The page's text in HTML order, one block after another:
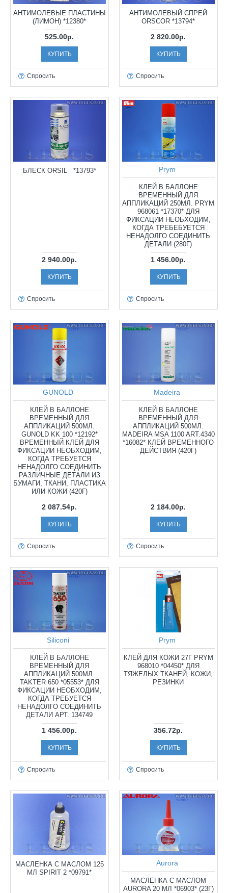
АНТИМОЛЕВЫЕ ПЛАСТИНЫ
(ЛИМОН) *12380*
525.00р.
КУПИТЬ
Спросить
АНТИМОЛЕВЫЙ СПРЕЙ
ORSCOR *13794*
2 820.00р.
КУПИТЬ
Спросить
БЛЕСК ORSIL *13793*
2 940.00р.
КУПИТЬ
Спросить
Prym
КЛЕЙ В БАЛЛОНЕ
ВРЕМЕННЫЙ ДЛЯ
АППЛИКАЦИЙ 250МЛ. PRYM
968061 *17370* ДЛЯ
ФИКСАЦИИ НЕОБХОДИМ,
КОГДА ТРЕБEБУЕТСЯ
НЕНАДОЛГО СОЕДИНИТЬ
ДЕТАЛИ (280Г)
1 456.00р.
КУПИТЬ
Спросить
GUNOLD
КЛЕЙ В БАЛЛОНЕ
ВРЕМЕННЫЙ ДЛЯ
АППЛИКАЦИЙ 500МЛ.
GUNOLD KK 100 *12192*
ВРЕМЕННЫЙ КЛЕЙ ДЛЯ
ФИКСАЦИИ НЕОБХОДИМ,
КОГДА ТРЕБУЕТСЯ
НЕНАДОЛГО СОЕДИНИТЬ
РАЗЛИЧНЫЕ ДЕТАЛИ ИЗ
БУМАГИ, ТКАНИ, ПЛАСТИКА
ИЛИ КОЖИ (420Г)
2 087.54р.
КУПИТЬ
Спросить
Madeira
КЛЕЙ В БАЛЛОНЕ
ВРЕМЕННЫЙ ДЛЯ
АППЛИКАЦИЙ 500МЛ.
MADEIRA MSA 1100 ART.4340
*16082* КЛЕЙ ВРЕМЕННОГО
ДЕЙСТВИЯ (420Г)
2 184.00р.
КУПИТЬ
Спросить
Siliconi
КЛЕЙ В БАЛЛОНЕ
ВРЕМЕННЫЙ ДЛЯ
АППЛИКАЦИЙ 500МЛ.
TAKTER 650 *05553* ДЛЯ
ФИКСАЦИИ НЕОБХОДИМ,
КОГДА ТРЕБУЕТСЯ
НЕНАДОЛГО СОЕДИНИТЬ
ДЕТАЛИ АРТ. 134749
1 456.00р.
КУПИТЬ
Спросить
Prym
КЛЕЙ ДЛЯ КОЖИ 27Г PRYM
968010 *04450* ДЛЯ
ТЯЖЕЛЫХ ТКАНЕЙ, КОЖИ,
РЕЗИНКИ
356.72р.
КУПИТЬ
Спросить
МАСЛЕНКА С МАСЛОМ 125
МЛ SPIRIT 2 *09791*
Aurora
МАСЛЕНКА С МАСЛОМ
AURORA 20 МЛ *06903* (23Г)